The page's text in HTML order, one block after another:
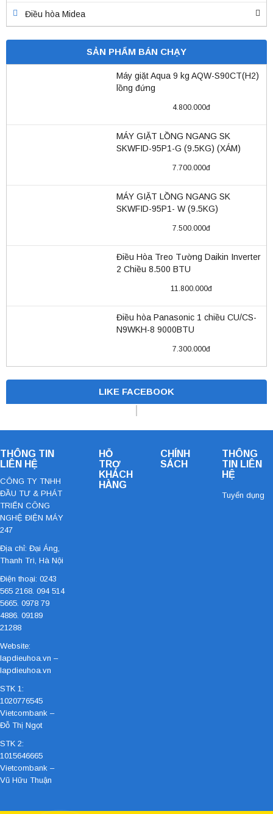
Điều hòa Midea
Điều Hòa Casper
Điều Hòa Mitsubishi Heavy
Quạt làm mát
SẢN PHẨM BÁN CHẠY
Máy giặt Aqua 9 kg AQW-S90CT(H2)
lồng đứng
4.800.000đ
MÁY GIẶT LỒNG NGANG SK
SKWFID-95P1-G (9.5KG) (XÁM)
7.700.000đ
MÁY GIẶT LỒNG NGANG SK
SKWFID-95P1- W (9.5KG)
7.500.000đ
Điều Hòa Treo Tường Daikin Inverter
2 Chiều 8.500 BTU
11.800.000đ
Điều hòa Panasonic 1 chiều CU/CS-
N9WKH-8 9000BTU
7.300.000đ
LIKE FACEBOOK
THÔNG TIN
LIÊN HỆ
CÔNG TY TNHH
ĐẦU TƯ & PHÁT
TRIỂN CÔNG
NGHỆ ĐIỆN MÁY
247
Địa chỉ: Đại Áng,
Thanh Trì, Hà Nội
Điện thoại: 0243
565 2168. 094 514
5665. 0978 79
4886. 09189
21288
Website:
lapdieuhoa.vn –
lapdieuhoa.vn
STK 1:
1020776545
Vietcombank –
Đỗ Thị Ngọt
STK 2:
1015646665
Vietcombank –
Vũ Hữu Thuận
HỖ
TRỢ
KHÁCH
HÀNG
CHÍNH
SÁCH
THÔNG
TIN LIÊN
HỆ
Tuyển dụng